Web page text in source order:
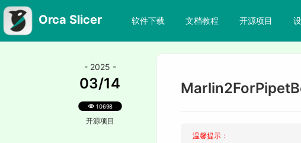
Orca Slicer 软件下载 文档教程 开源项目
- 2025 -
03/14
10698
开源项目
温馨提示：